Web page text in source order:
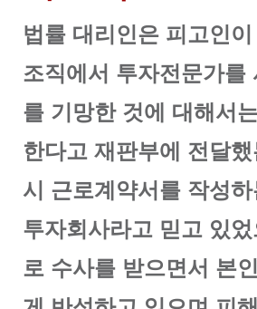
법률 대리인은 피고인이
조직에서 투자전문가를
를 기망한 것에 대해서
한다고 재판부에 전달
시 근로계약서를 작성
투자회사라고 믿고 있
로 수사를 받으면서 본